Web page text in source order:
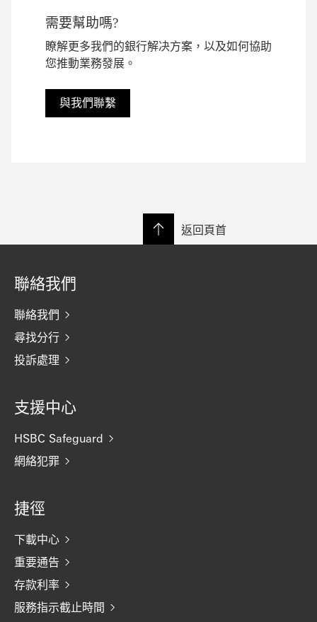
需要幫助嗎?
瞭解更多我們的銀行解决方案，以及如何協助
您推動業務發展。
與我們聯繫
返回頁首
聯絡我們
聯絡我們
尋找分行
投訴處理
支援中心
HSBC Safeguard
網絡犯罪
捷徑
下載中心
重要通告
存款利率
服務指示截止時間